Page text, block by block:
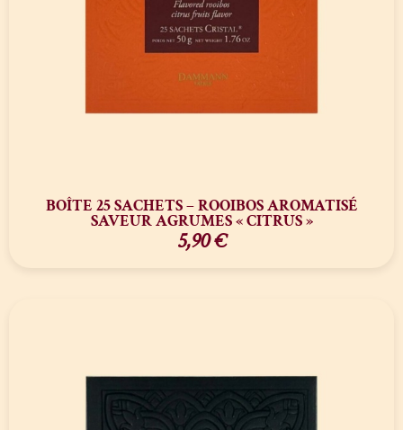
BOÎTE 25 SACHETS – ROOIBOS AROMATISÉ
SAVEUR AGRUMES « CITRUS »
5,90€